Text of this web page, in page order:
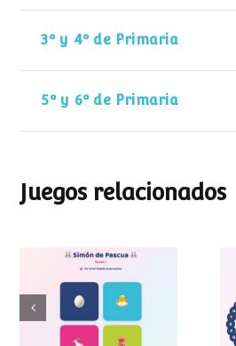
3º y 4º de Primaria
5º y 6º de Primaria
Juegos relacionados
Simon de Pascua